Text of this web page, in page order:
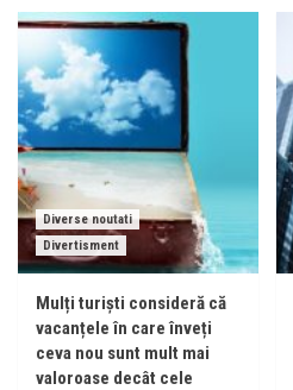
Diverse noutati
Divertisment
Mulți turiști consideră că
vacanțele în care înveți
ceva nou sunt mult mai
valoroase decât cele